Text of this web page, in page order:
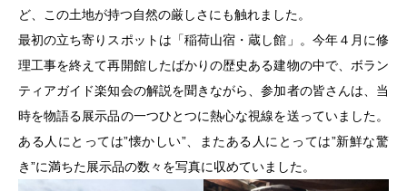
ど、この土地が持つ自然の厳しさにも触れました。
最初の立ち寄りスポットは「稲荷山宿・蔵し館」。今年４月に修
理工事を終えて再開館したばかりの歴史ある建物の中で、ボラン
ティアガイド楽知会の解説を聞きながら、参加者の皆さんは、当
時を物語る展示品の一つひとつに熱心な視線を送っていました。
ある人にとっては”懐かしい”、またある人にとっては”新鮮な驚
き”に満ちた展示品の数々を写真に収めていました。